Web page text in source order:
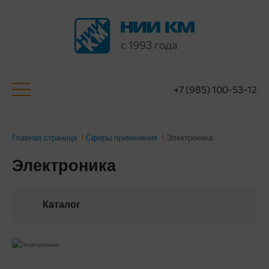
+7 (985) 100-53-12
Главная страница Сферы применения Электроника
Электроника
Каталог